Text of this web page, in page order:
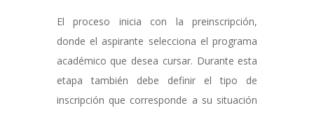
El proceso inicia con la preinscripción,
donde el aspirante selecciona el programa
académico que desea cursar. Durante esta
etapa también debe definir el tipo de
inscripción que corresponde a su situación